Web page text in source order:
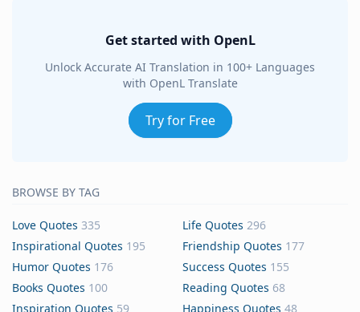
Get started with OpenL
Unlock Accurate AI Translation in 100+ Languages
with OpenL Translate
Try for Free
BROWSE BY TAG
Love Quotes 335 Life Quotes 296
Inspirational Quotes 195 Friendship Quotes 177
Humor Quotes 176 Success Quotes 155
Books Quotes 100 Reading Quotes 68
Inspiration Quotes 59 Happiness Quotes 48